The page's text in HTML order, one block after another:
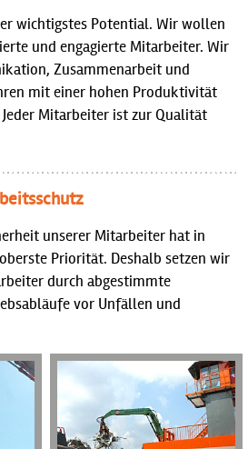
wichtigstes Potential. Wir wollen
und engagierte Mitarbeiter. Wir
Zusammenarbeit und
mit einer hohen Produktivität
Mitarbeiter ist zur Qualität
unserer Mitarbeiter hat in
Priorität. Deshalb setzen wir
durch abgestimmte
vor Unfällen und